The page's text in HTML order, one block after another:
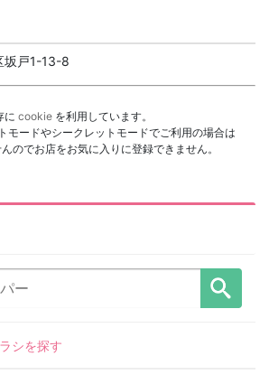
坂戸1-13-8
に cookie を利用しています。
モードやシークレットモードでご利用の場合は
のでお店をお気に入りに登録できません。
シを探す